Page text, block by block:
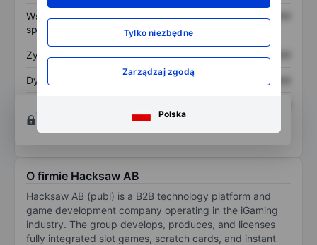
Tylko niezbędne
Zarządzaj zgodą
Polska
Współczynnik cena do
sprzedaży
XXXXXXX XXXXXXX
Zysk na akcję XXXXXXX XXXXXXX
Dywidenda na akcję XXXXXXX XXXXXXX
własnego
Otwórz konto
aby uzyskać dostęp do większej
O firmie Hacksaw AB
Hacksaw AB (publ) is a B2B technology platform and
game development company operating in the iGaming
industry. The group develops, produces, and licenses
fully integrated slot games, scratch cards, and instant